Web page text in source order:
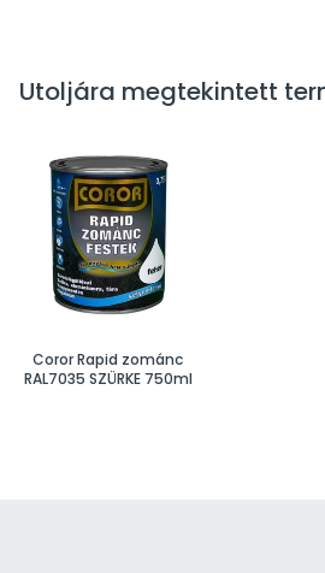
Utoljára megtekintett
Coror Rapid zománc
RAL7035 SZÜRKE 750ml